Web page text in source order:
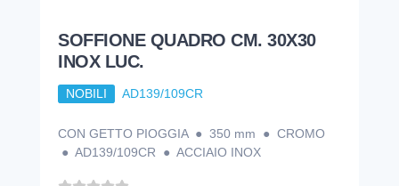
SOFFIONE QUADRO CM. 30X30
INOX LUC.
NOBILI AD139/109CR
CON GETTO PIOGGIA ● 350 mm ● CROMO
● AD139/109CR ● ACCIAIO INOX